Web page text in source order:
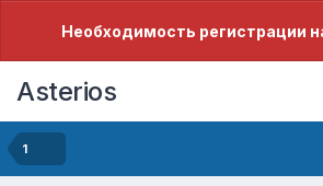
Необходимость регистрации
Asterios
1